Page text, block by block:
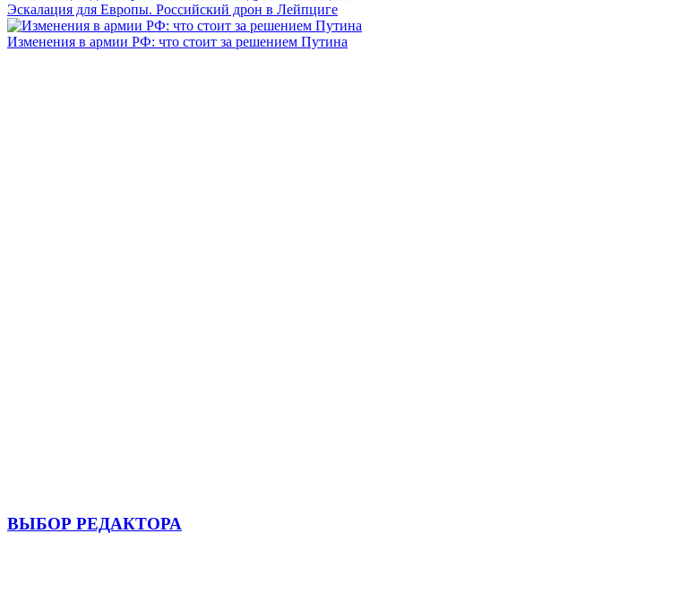
Эскалация для Европы. Российский дрон в Лейпциге
Изменения в армии РФ: что стоит за решением Путина
ВЫБОР РЕДАКТОРА